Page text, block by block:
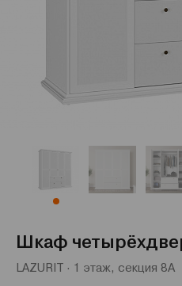
Шкаф
LAZURIT · 1 этаж, секция 8А